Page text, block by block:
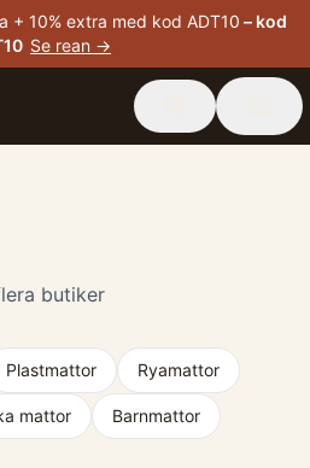
+ 10% extra med kod ADT10 – kod
Se rean →
butiker
Plastmattor Ryamattor
mattor Barnmattor